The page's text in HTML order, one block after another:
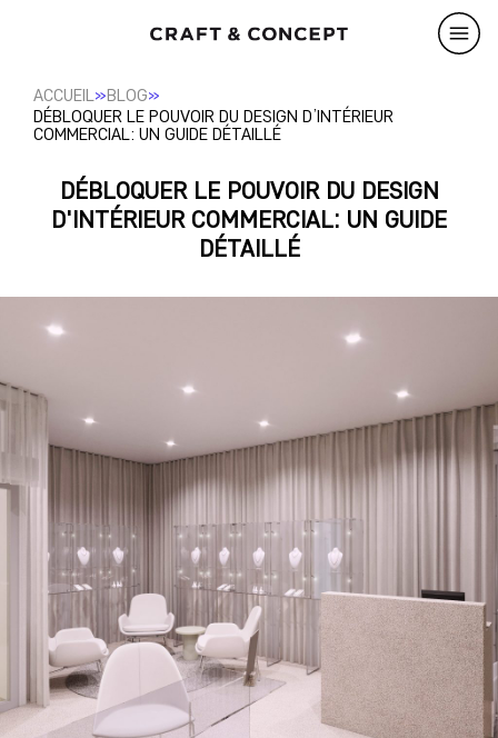
ACCUEIL»BLOG»
DÉBLOQUER LE POUVOIR DU DESIGN D’INTÉRIEUR
COMMERCIAL: UN GUIDE DÉTAILLÉ
DÉBLOQUER LE POUVOIR DU DESIGN
D'INTÉRIEUR COMMERCIAL: UN GUIDE
DÉTAILLÉ